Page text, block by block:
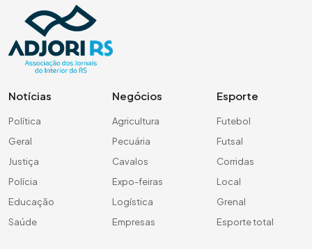
Notícias
Política
Geral
Justiça
Polícia
Educação
Saúde
Negócios
Agricultura
Pecuária
Cavalos
Expo-feiras
Logística
Empresas
Esporte
Futebol
Futsal
Corridas
Local
Grenal
Esporte total